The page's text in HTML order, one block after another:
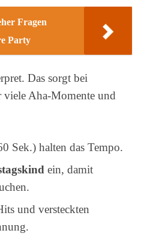
Fragen
Party
Das sorgt bei
viele Aha-Momente und
Sek.) halten das Tempo.
ein, damit
und versteckten